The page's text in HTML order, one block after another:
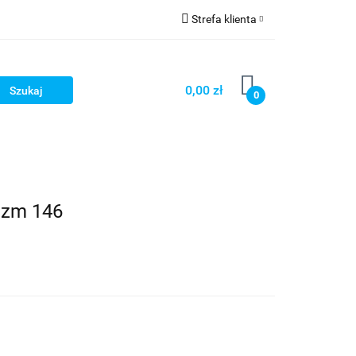
Strefa klienta
Zarejestruj się
Dodaj zgłoszenie
0,00 zł 0
146